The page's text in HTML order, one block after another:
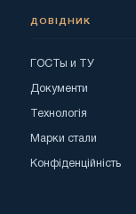
ДОВІДНИК
ГОСТы и ТУ
Документи
Технологія
Марки стали
Конфіденційність